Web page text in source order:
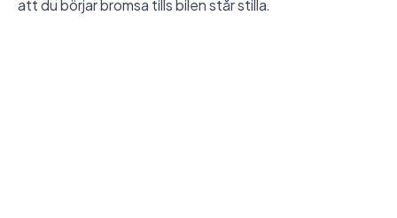
att du börjar bromsa tills bilen står stilla.